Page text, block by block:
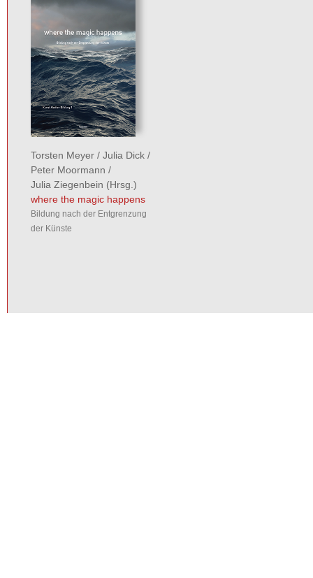
Torsten Meyer / Julia Dick /
Peter Moormann /
Julia Ziegenbein (Hrsg.)
where the magic happens
Bildung nach der Entgrenzung
der Künste